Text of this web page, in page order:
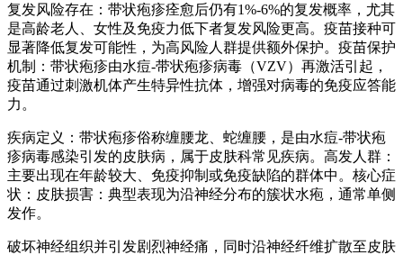
复发风险存在：带状疱疹痊愈后仍有1%-6%的复发概率，尤其
是高龄老人、女性及免疫力低下者复发风险更高。疫苗接种可
显著降低复发可能性，为高风险人群提供额外保护。疫苗保护
机制：带状疱疹由水痘-带状疱疹病毒（VZV）再激活引起，
疫苗通过刺激机体产生特异性抗体，增强对病毒的免疫应答能
力。
疾病定义：带状疱疹俗称缠腰龙、蛇缠腰，是由水痘-带状疱
疹病毒感染引发的皮肤病，属于皮肤科常见疾病。高发人群：
主要出现在年龄较大、免疫抑制或免疫缺陷的群体中。核心症
状：皮肤损害：典型表现为沿神经分布的簇状水疱，通常单侧
发作。
破坏神经组织并引发剧烈神经痛，同时沿神经纤维扩散至皮肤